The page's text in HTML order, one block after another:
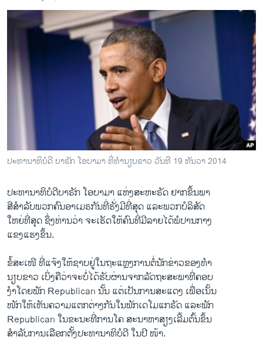
ເອເຊຍ
ອິດສະຫຼະພາບດ້ານການຂ່າວ
ຊີວິດຊາວລາວ
ຊຸມຊົນຊາວລາວ
ວິທະຍາສາດ-ເທັກໂນໂລຈີ
ພາສາອັງກິດ
ສຽງ
ລາຍການກະຈາຍສຽງ
ລາຍງານ
ຕິດຕາມພວກເຮົາ ທີ່
ພາສາຕ່າງໆ
ປະທານາທິບໍດີ ບາຣັກ ໂອບາມາ ທີ່ທຳນຽບຂາວ ວັນທີ 19 ທັນວາ 2014
ປະທານາທິບໍດີ​ບາຣັກ ​ໂອ​ບາ​ມາ ​ແຫ່ງ​ສະຫະຣັດ ຢາກ​ຂຶ້ນ​ພາ
ສີສຳລັບພວກ​ຄົນ​ອາ​ເມຣກັນ​ທີ່​ຮັ່ງມີ​ທີ່​ສຸດ ​ແລະ​ພວກ​ບໍລິສັດ​
ໃຫຍ່​ທີ່​ສຸດ ຊຶ່ງ​ທ່ານ​ວ່າ ຈະ​ເຮັດ​ໃຫ້​ຄົນທີ່​ມີ​ລາຍ​ໄດ້​ພໍ​ປານ​ກາງ​
ແຂງ​ແຮງ​ຂຶ້ນ.
ຂໍ້​ສະ​ເໜີ ທີ່​ແຈ້ງ​ໃຫ້​ຊາບ​ຢູ່​ໃນ​ຖະ​ແຫຼ​ງການ​ຕໍ່​ນັກ​ຂ່າວ​ຂອງ​ທຳ
ນຽບຂາວ ​ເບິ່ງ​ຄື​ວ່າ​ຈະ​ບໍ່​ໄດ້​ຮັບ​ຜ່ານ​ຈາກລັດຖະສະພາ​ທີ່​ຄອບ
​ງຳ​ໂດຍ​ພັກ Republican ນັ້ນ ​ແຕ່​ເປັນ​ການສະ​ແດງ ເພື່ອ​ເນັ້ນ​
ໜັກ​ໃຫ້ເຫັນຄວາມ​ແຕກ​ຕ່າງ​ກັນ​ໃນ​ພັກ​ເດ​ໂມ​ແກຣັດ ​ແລະ​ພັກ
Republican ​ໃນ​ຂະນະ​ທີ່​ການ​ໂຄ ສະນາ​ຫາ​ສຽງ​ເລີ້ມ​ຕົ້ນຂຶ້ນ
ສຳລັບ​ການ​ເລືອກ​ຕັ້ງ​ປະທານາທິບໍດີ​ ໃນປີ ໜ້າ.